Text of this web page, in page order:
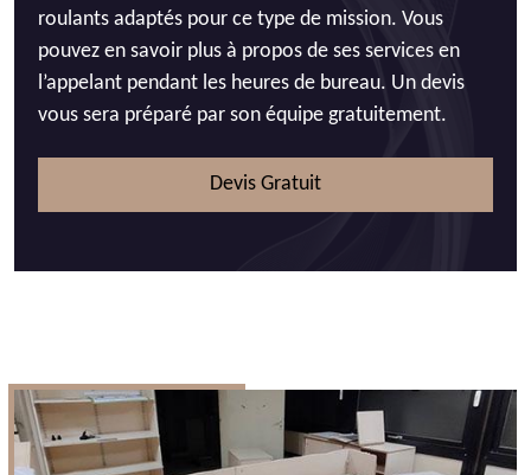
roulants adaptés pour ce type de mission. Vous
pouvez en savoir plus à propos de ses services en
l’appelant pendant les heures de bureau. Un devis
vous sera préparé par son équipe gratuitement.
Devis Gratuit